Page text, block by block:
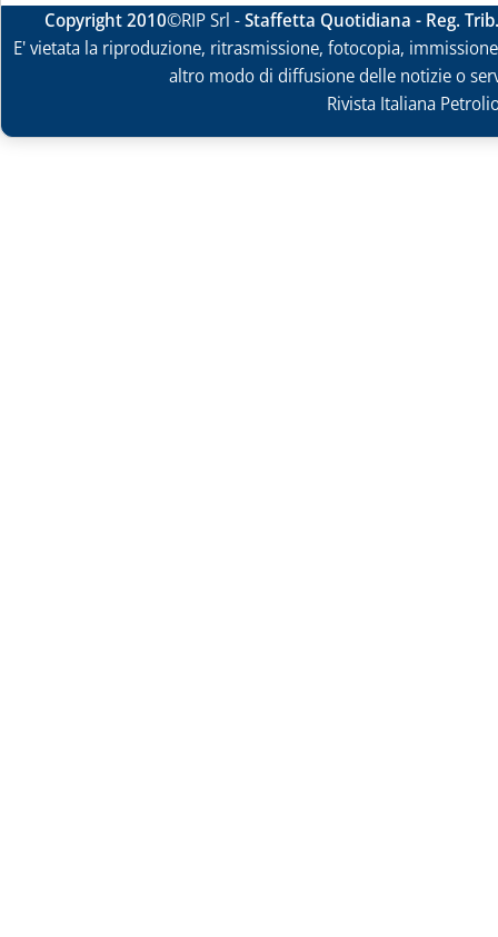
Copyright 2010©RIP Srl -Staffetta Quotidiana - Reg.
E' vietata la riproduzione, ritrasmissione, fotocopia,
altro modo di diffusione delle notizie o
Rivista Italiana